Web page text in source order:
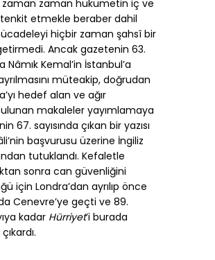
zaman zaman hükümetin iç ve
tenkit etmekle beraber dahil
hiçbir zaman şahsî bir
Ancak gazetenin 63.
Nâmık Kemal’in İstanbul’a
müteakip, doğrudan
hedef alan ve ağır
makaleler yayımlamaya
67. sayısında çıkan bir yazısı
başvurusu üzerine İngiliz
tutuklandı. Kefaletle
sonra can güvenliğini
için Londra’dan ayrılıp önce
Cenevre’ye geçti ve 89.
kadar Hürriyet’i burada